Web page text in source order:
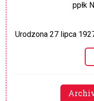
ppłk
Urodzona 27 lipca